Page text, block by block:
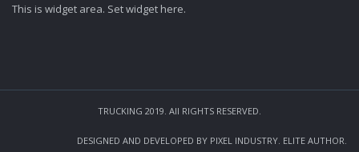
This is widget area. Set widget here.
TRUCKING 2019. All RIGHTS RESERVED.
DESIGNED AND DEVELOPED BY PIXEL INDUSTRY. ELITE AUTHOR.